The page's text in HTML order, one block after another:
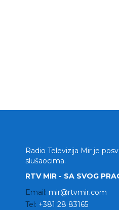
Radio Televizija Mir je
slušaocima.
RTV MIR - SA SVOG
Email: mir@rtvmir.com
Tel: +381 28 83165